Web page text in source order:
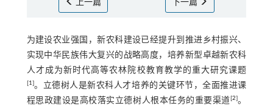
上一篇 下一篇
为建设农业强国，新农科建设已经提升到推进乡村振兴、
实现中华民族伟大复兴的战略高度，培养新型卓越新农科
人才成为新时代高等农林院校教育教学的重大研究课题
[1]。立德树人是新农科人才培养的关键环节，全面推进课
程思政建设是高校落实立德树人根本任务的重要渠道 [2]。